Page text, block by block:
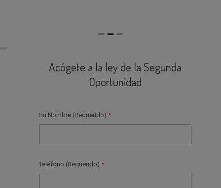
Acógete a la ley de la Segunda
Oportunidad
Su Nombre (Requerido)
Teléfono (Requerido)